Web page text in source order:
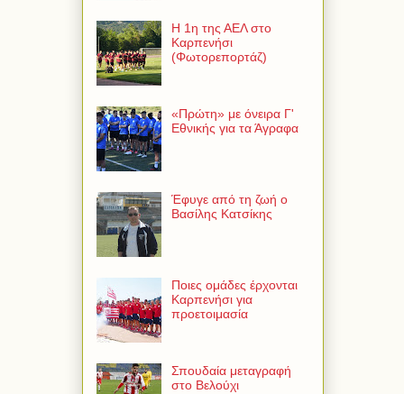
Η 1η της ΑΕΛ στο
Καρπενήσι
(Φωτορεπορτάζ)
«Πρώτη» με όνειρα Γ'
Εθνικής για τα Άγραφα
Έφυγε από τη ζωή ο
Βασίλης Κατσίκης
Ποιες ομάδες έρχονται
Καρπενήσι για
προετοιμασία
Σπουδαία μεταγραφή
στο Βελούχι